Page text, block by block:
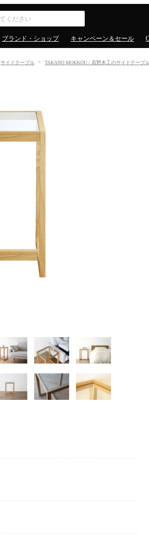
ブランド・ショップ キャンペーン＆セール
サイドテーブル TAKANO MOKKOU / 高野木工のサイドテーブ